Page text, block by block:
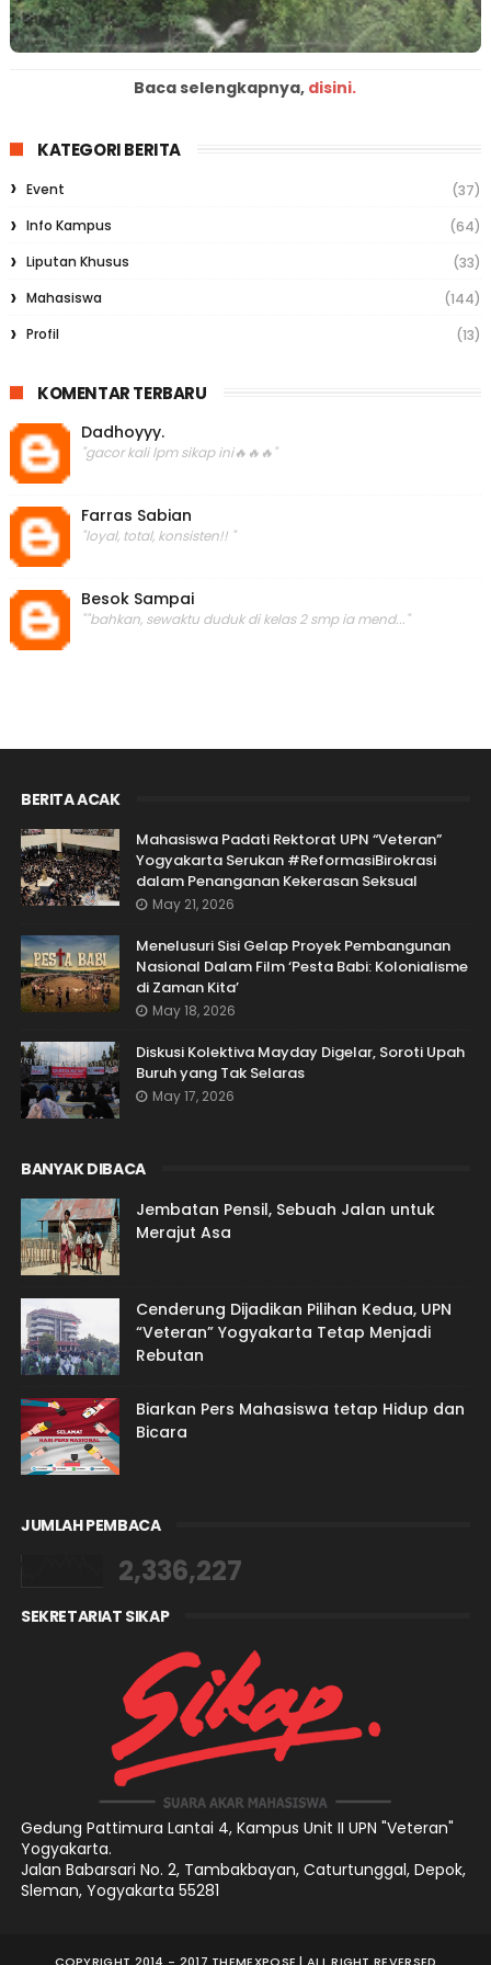
Baca selengkapnya, disini.
KATEGORI BERITA
Event
(37)
Info Kampus
(64)
Liputan Khusus
(33)
Mahasiswa
(144)
Profil
(13)
KOMENTAR TERBARU
Dadhoyyy.
"gacor kali lpm sikap ini🔥🔥🔥"
Farras Sabian
"loyal, total, konsisten!! "
Besok Sampai
""bahkan, sewaktu duduk di kelas 2 smp ia mend..."
BERITA ACAK
Mahasiswa Padati Rektorat UPN “Veteran”
Yogyakarta Serukan #ReformasiBirokrasi
dalam Penanganan Kekerasan Seksual
May 21, 2026
Menelusuri Sisi Gelap Proyek Pembangunan
Nasional Dalam Film ‘Pesta Babi: Kolonialisme
di Zaman Kita’
May 18, 2026
Diskusi Kolektiva Mayday Digelar, Soroti Upah
Buruh yang Tak Selaras
May 17, 2026
BANYAK DIBACA
Jembatan Pensil, Sebuah Jalan untuk
Merajut Asa
Cenderung Dijadikan Pilihan Kedua, UPN
“Veteran” Yogyakarta Tetap Menjadi
Rebutan
Biarkan Pers Mahasiswa tetap Hidup dan
Bicara
JUMLAH PEMBACA
2,336,227
SEKRETARIAT SIKAP
Gedung Pattimura Lantai 4, Kampus Unit II UPN "Veteran"
Yogyakarta.
Jalan Babarsari No. 2, Tambakbayan, Caturtunggal, Depok,
Sleman, Yogyakarta 55281
COPYRIGHT 2014 - 2017 THEMEXPOSE | ALL RIGHT REVERSED